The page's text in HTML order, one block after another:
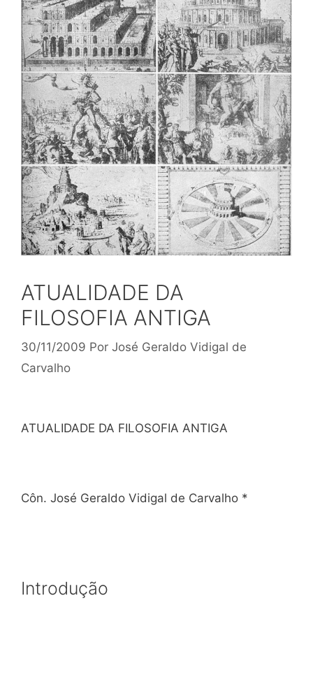
ATUALIDADE DA
FILOSOFIA ANTIGA
30/11/2009 Por José Geraldo Vidigal de
Carvalho
ATUALIDADE DA FILOSOFIA ANTIGA
Côn. José Geraldo Vidigal de Carvalho *
Introdução